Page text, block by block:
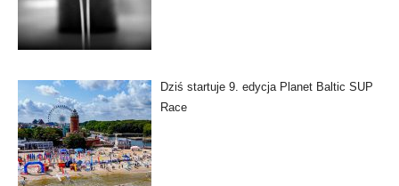
Dziś startuje 9. edycja Planet Baltic SUP
Race